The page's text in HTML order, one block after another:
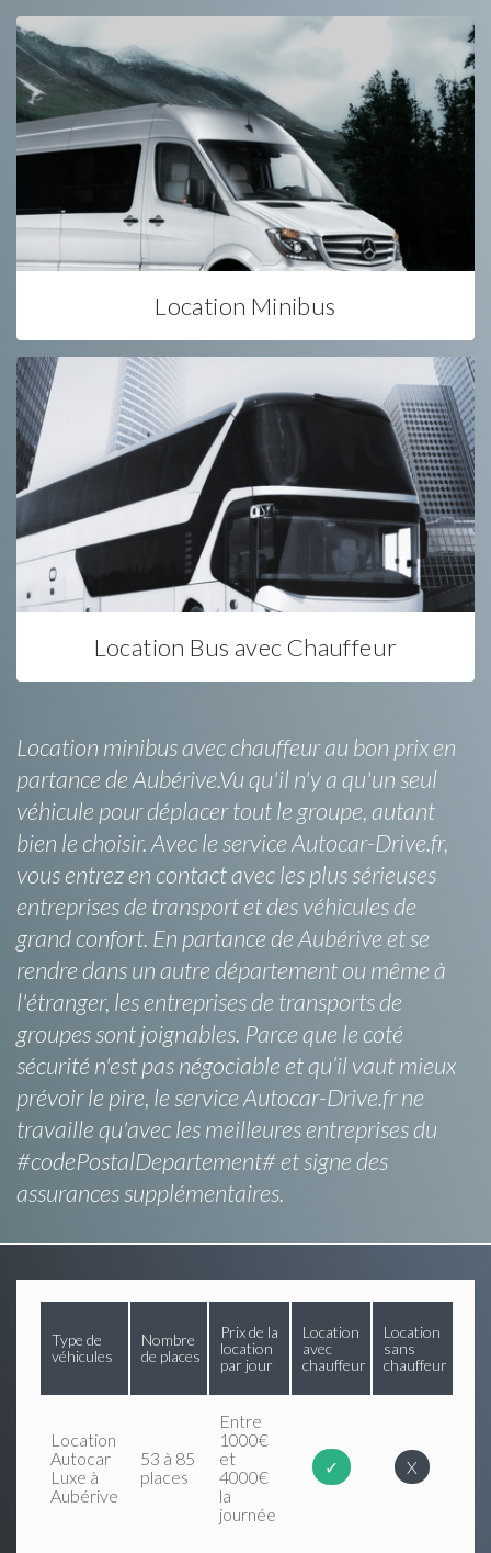
Location Minibus
Location Bus avec Chauffeur
Location minibus avec chauffeur au bon prix en
partance de Aubérive.Vu qu'il n'y a qu'un seul
véhicule pour déplacer tout le groupe, autant
bien le choisir. Avec le service Autocar-Drive.fr,
vous entrez en contact avec les plus sérieuses
entreprises de transport et des véhicules de
grand confort. En partance de Aubérive et se
rendre dans un autre département ou même à
l'étranger, les entreprises de transports de
groupes sont joignables. Parce que le coté
sécurité n'est pas négociable et qu’il vaut mieux
prévoir le pire, le service Autocar-Drive.fr ne
travaille qu'avec les meilleures entreprises du
#codePostalDepartement# et signe des
assurances supplémentaires.
Type de
véhicules
Nombre
de places
Prix de la
location
par jour
Location
avec
chauffeur
Location
sans
chauffeur
Location
Autocar
Luxe à
Aubérive
53 à 85
places
Entre
1000€
et
4000€
la
journée
✓ X